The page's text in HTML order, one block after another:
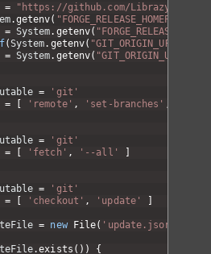
=
"https://github.com/Librazy/
.getenv( "FORGE_RELEASE_HOMEPAGE"
= System. getenv(
(System. getenv( "GIT_ORIGIN_URL"
= System. getenv( "GIT_ORIGIN_URL"
=
'git'
= [ 'remote' , 'set-branches'
=
'git'
= [ 'fetch' , '--all'
]
=
'git'
= [ 'checkout' , 'update'
]
= new File( 'update.json'
.exists ( ) ) {